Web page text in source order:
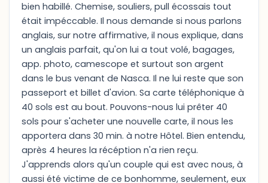
bien habillé. Chemise, souliers, pull écossais tout
était impéccable. Il nous demande si nous parlons
anglais, sur notre affirmative, il nous explique, dans
un anglais parfait, qu'on lui a tout volé, bagages,
app. photo, camescope et surtout son argent
dans le bus venant de Nasca. Il ne lui reste que son
passeport et billet d'avion. Sa carte téléphonique à
40 sols est au bout. Pouvons-nous lui prêter 40
sols pour s'acheter une nouvelle carte, il nous les
apportera dans 30 min. à notre Hôtel. Bien entendu,
après 4 heures la récéption n'a rien reçu.
J'apprends alors qu'un couple qui est avec nous, à
aussi été victime de ce bonhomme, seulement, eux